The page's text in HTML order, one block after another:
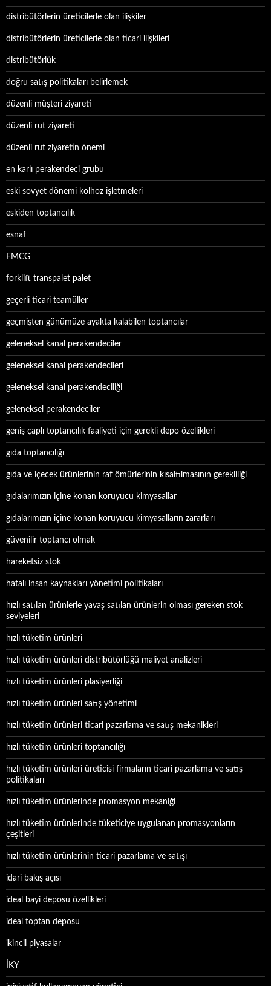
distribütörlerin üreticilerle olan ilişkiler
distribütörlerin üreticilerle olan ticari ilişkileri
distribütörlük
doğru satış politikaları belirlemek
düzenli müşteri ziyareti
düzenli rut ziyareti
düzenli rut ziyaretin önemi
en karlı perakendeci grubu
eski sovyet dönemi kolhoz işletmeleri
eskiden toptancılık
esnaf
FMCG
forklift transpalet palet
geçerli ticari teamüller
geçmişten günümüze ayakta kalabilen toptancılar
geleneksel kanal perakendeciler
geleneksel kanal perakendecileri
geleneksel kanal perakendeciliği
geleneksel perakendeciler
geniş çaplı toptancılık faaliyeti için gerekli depo özellikleri
gıda toptancılığı
gıda ve içecek ürünlerinin raf ömürlerinin kısaltılmasının gerekliliği
gıdalarımızın içine konan koruyucu kimyasallar
gıdalarımızın içine konan koruyucu kimyasalların zararları
güvenilir toptancı olmak
hareketsiz stok
hatalı insan kaynakları yönetimi politikaları
hızlı satılan ürünlerle yavaş satılan ürünlerin olması gereken stok
seviyeleri
hızlı tüketim ürünleri
hızlı tüketim ürünleri distribütörlüğü maliyet analizleri
hızlı tüketim ürünleri plasiyerliği
hızlı tüketim ürünleri satış yönetimi
hızlı tüketim ürünleri ticari pazarlama ve satış mekanikleri
hızlı tüketim ürünleri toptancılığı
hızlı tüketim ürünleri üreticisi firmaların ticari pazarlama ve satış
politikaları
hızlı tüketim ürünlerinde promasyon mekaniği
hızlı tüketim ürünlerinde tüketiciye uygulanan promasyonların
çeşitleri
hızlı tüketim ürünlerinin ticari pazarlama ve satışı
idari bakış açısı
ideal bayi deposu özellikleri
ideal toptan deposu
ikincil piyasalar
İKY